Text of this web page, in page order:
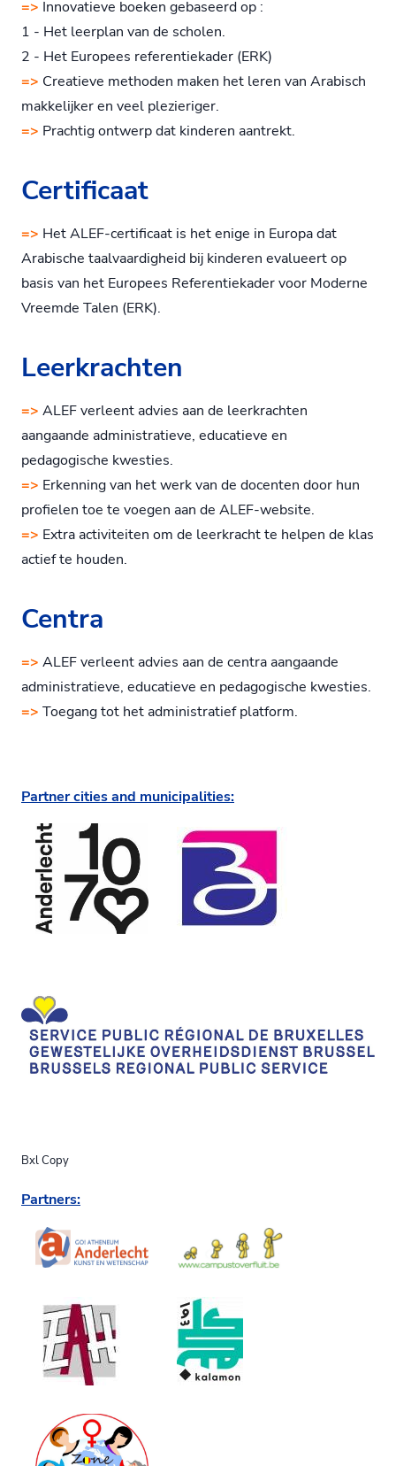
=> Innovatieve boeken gebaseerd op :
1 - Het leerplan van de scholen.
2 - Het Europees referentiekader (ERK)
=> Creatieve methoden maken het leren van Arabisch
makkelijker en veel plezieriger.
=> Prachtig ontwerp dat kinderen aantrekt.
Certificaat
=> Het ALEF-certificaat is het enige in Europa dat
Arabische taalvaardigheid bij kinderen evalueert op
basis van het Europees Referentiekader voor Moderne
Vreemde Talen (ERK).
Leerkrachten
=> ALEF verleent advies aan de leerkrachten
aangaande administratieve, educatieve en
pedagogische kwesties.
=> Erkenning van het werk van de docenten door hun
profielen toe te voegen aan de ALEF-website.
=> Extra activiteiten om de leerkracht te helpen de klas
actief te houden.
Centra
=> ALEF verleent advies aan de centra aangaande
administratieve, educatieve en pedagogische kwesties.
=> Toegang tot het administratief platform.
Partner cities and municipalities:
Bxl Copy
Partners: